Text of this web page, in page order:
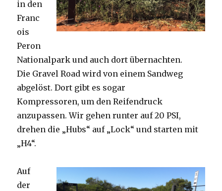
in den
Franc
ois
Peron
Nationalpark und auch dort übernachten.
Die Gravel Road wird von einem Sandweg
abgelöst. Dort gibt es sogar
Kompressoren, um den Reifendruck
anzupassen. Wir gehen runter auf 20 PSI,
drehen die „Hubs“ auf „Lock“ und starten mit
„H4“.
Auf
der